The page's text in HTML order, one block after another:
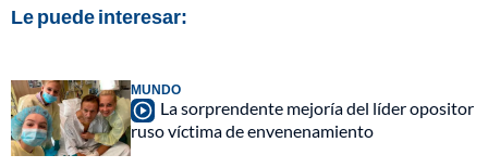
Le puede interesar:
MUNDO
La sorprendente mejoría del líder opositor
ruso víctima de envenenamiento